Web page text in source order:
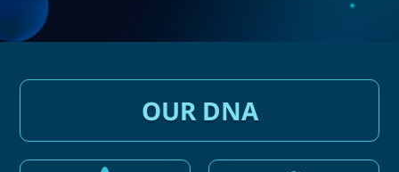
OUR DNA